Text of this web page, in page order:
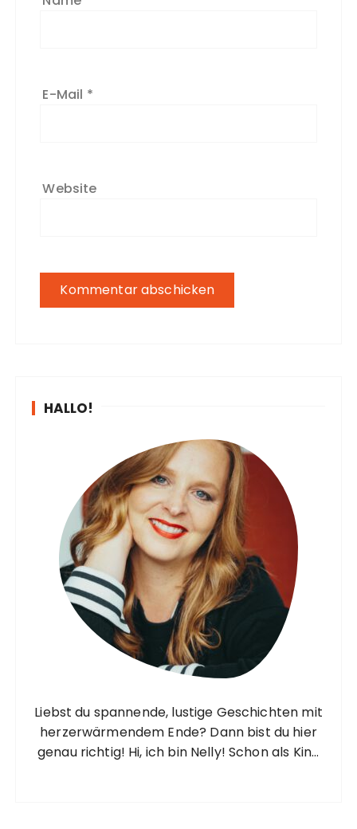
E-Mail *
Website
HALLO!
Liebst du spannende, lustige Geschichten mit
herzerwärmendem Ende? Dann bist du hier
genau richtig! Hi, ich bin Nelly! Schon als Kind